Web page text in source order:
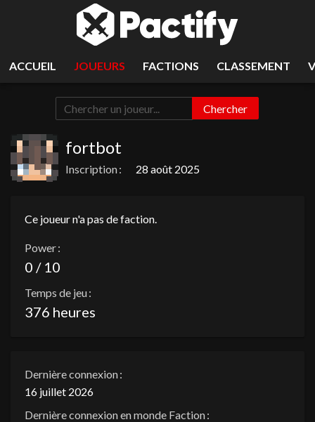
ACCUEIL JOUEURS FACTIONS CLASSEMENT
Chercher
fortbot
Inscription : 28 août 2025
Ce joueur n'a pas de faction.
Power :
0 / 10
Temps de jeu :
376 heures
Dernière connexion :
16 juillet 2026
Dernière connexion en monde Faction :